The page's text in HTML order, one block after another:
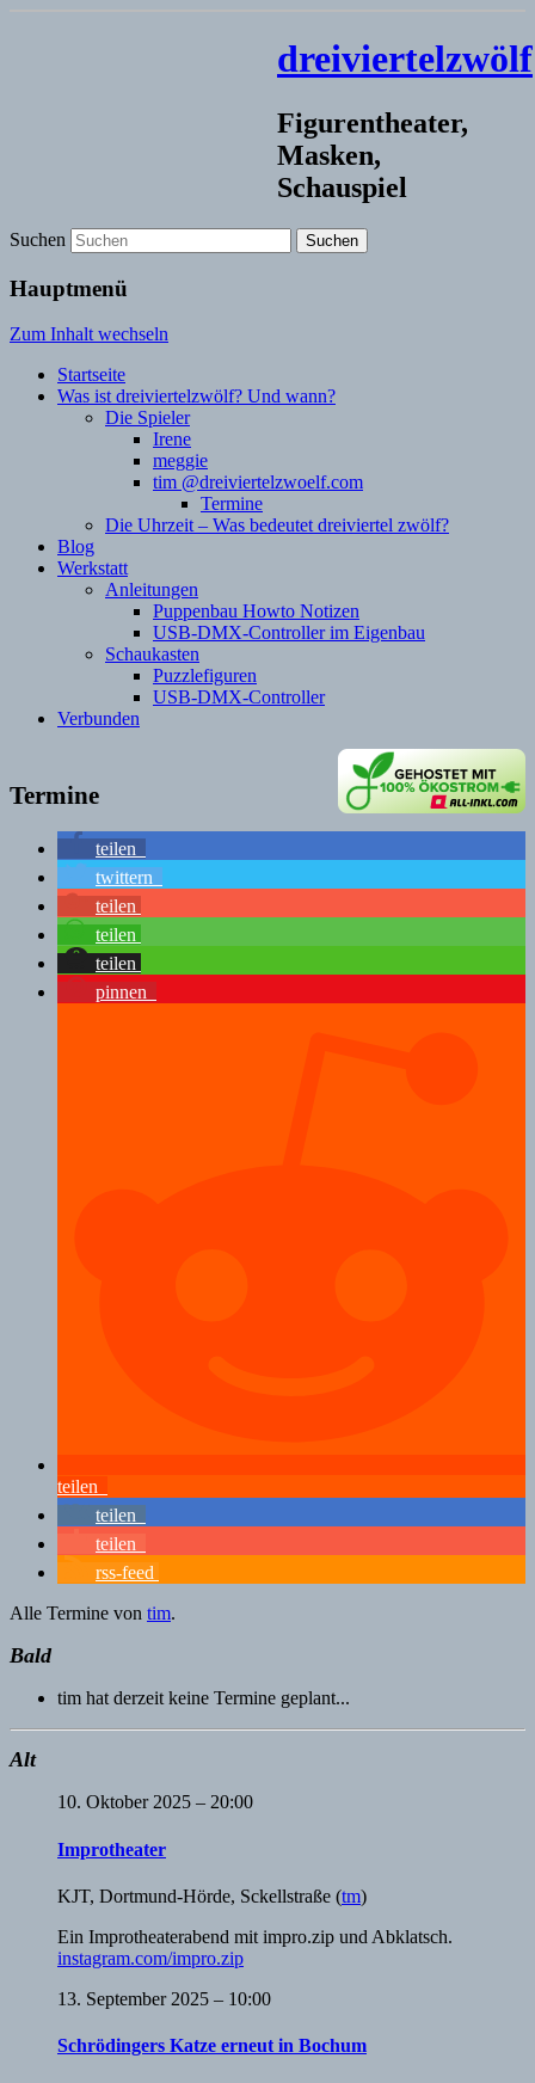
dreiviertelzwölf
Figurentheater,
Masken,
Schauspiel
Suchen
Hauptmenü
Zum Inhalt wechseln
Startseite
Was ist dreiviertelzwölf? Und wann?
Die Spieler
Irene
meggie
tim @dreiviertelzwoelf.com
Termine
Die Uhrzeit – Was bedeutet dreiviertel zwölf?
Blog
Werkstatt
Anleitungen
Puppenbau Howto Notizen
USB-DMX-Controller im Eigenbau
Schaukasten
Puzzlefiguren
USB-DMX-Controller
Verbunden
Termine
teilen
twittern
teilen
teilen
teilen
pinnen
teilen
teilen
teilen
rss-feed
Alle Termine von tim.
Bald
tim hat derzeit keine Termine geplant...
Alt
10. Oktober 2025 – 20:00
Improtheater
KJT, Dortmund-Hörde, Sckellstraße (tm)
Ein Improtheaterabend mit impro.zip und Abklatsch.
instagram.com/impro.zip
13. September 2025 – 10:00
Schrödingers Katze erneut in Bochum